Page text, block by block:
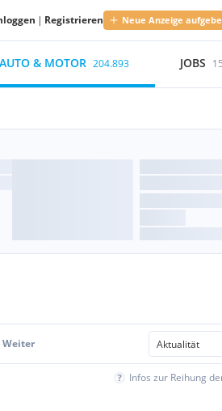
| Registrieren Neue Anzeige
AUTO & MOTOR 204.893 JOBS
Weiter
Infos zur Reihung